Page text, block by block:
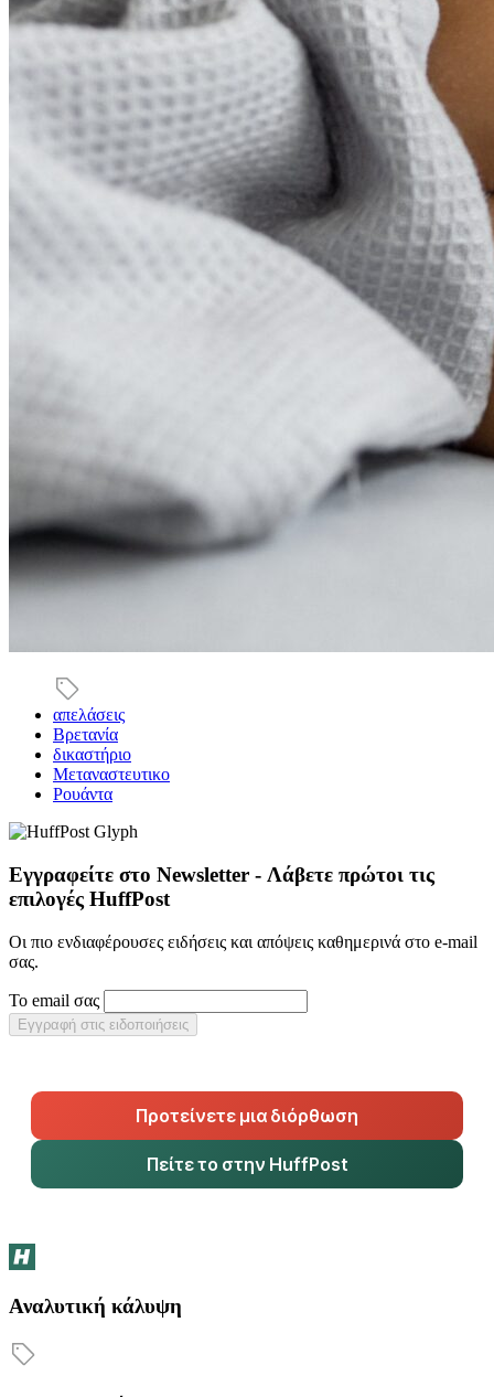
απελάσεις
Βρετανία
δικαστήριο
Μεταναστευτικο
Ρουάντα
Εγγραφείτε στο Newsletter - Λάβετε πρώτοι τις
επιλογές HuffPost
Οι πιο ενδιαφέρουσες ειδήσεις και απόψεις καθημερινά στο e-mail
σας.
Το email σας
Εγγραφή στις ειδοποιήσεις
Προτείνετε μια διόρθωση
Πείτε το στην HuffPost
Αναλυτική κάλυψη